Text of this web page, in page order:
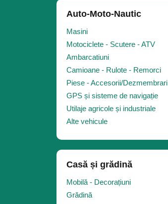
Auto-Moto-Nautic
Masini
Motociclete - Scutere - ATV
Ambarcatiuni
Camioane - Rulote - Remorci
Piese - Accesorii/Dezmembrari
GPS și sisteme de navigație
Utilaje agricole și industriale
Alte vehicule
Casă și grădină
Mobilă - Decorațiuni
Grădină